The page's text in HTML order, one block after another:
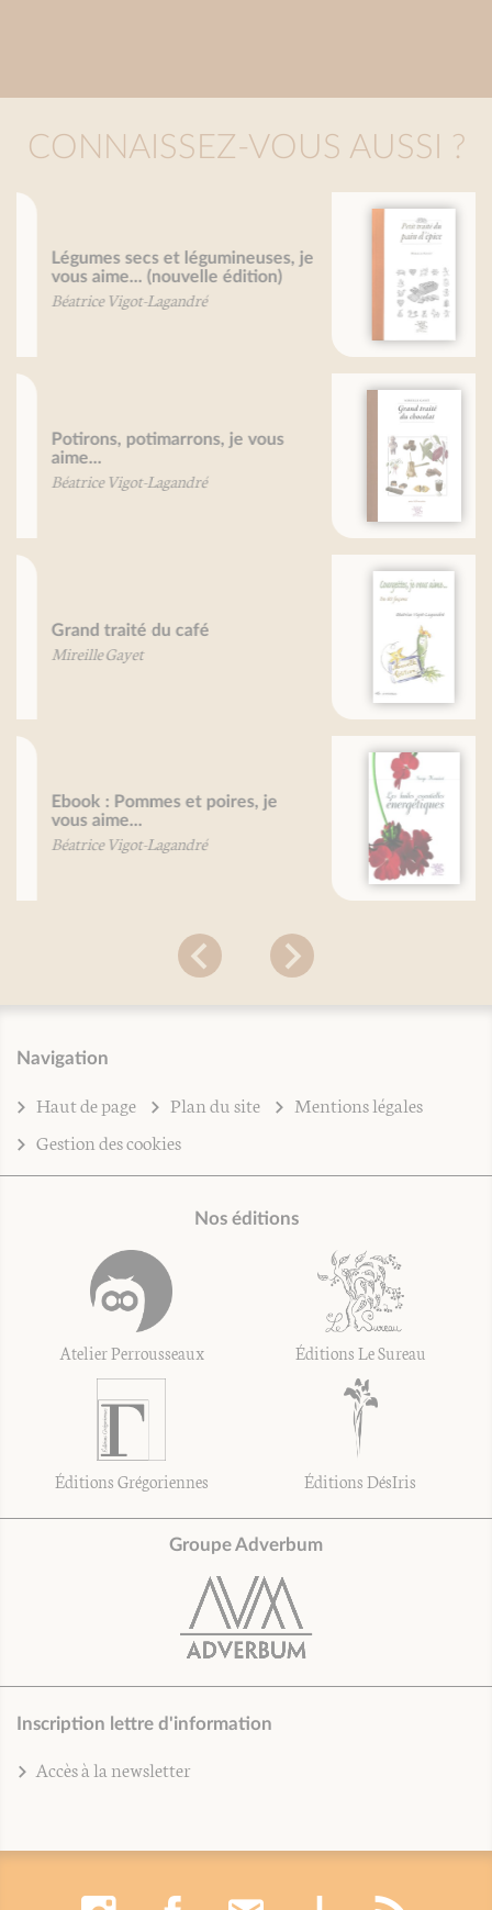
CONNAISSEZ-VOUS AUSSI ?
Petit traité du pain d'épice
Mireille Gayet
Grand traité du chocolat
Mireille Gayet
Courgettes, je vous aime
Ebook : Les huiles essentielles
Serge Hernicot
Navigation
Haut de page Plan du site
Mentions légales
Gestion des cookies
Nos éditions
Atelier Perrousseaux Éditions Le Sureau
Éditions Grégoriennes Éditions DésIris
Groupe Adverbum
Inscription lettre d'information
Accès à la newsletter